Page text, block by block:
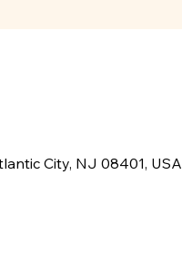
City, NJ 08401, USA